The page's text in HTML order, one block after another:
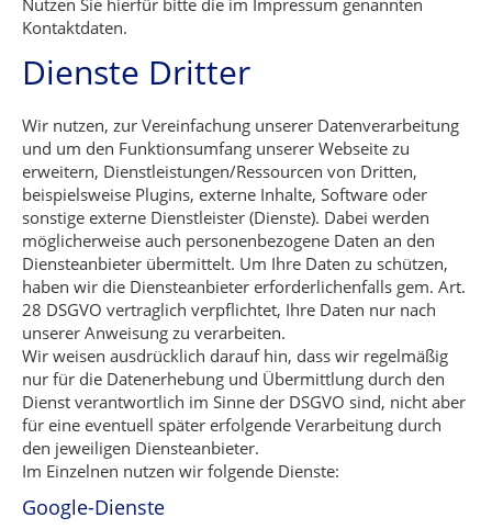
Nutzen Sie hierfür bitte die im Impressum genannten
Kontaktdaten.
Dienste Dritter
Wir nutzen, zur Vereinfachung unserer Datenverarbeitung
und um den Funktionsumfang unserer Webseite zu
erweitern, Dienstleistungen/Ressourcen von Dritten,
beispielsweise Plugins, externe Inhalte, Software oder
sonstige externe Dienstleister (Dienste). Dabei werden
möglicherweise auch personenbezogene Daten an den
Diensteanbieter übermittelt. Um Ihre Daten zu schützen,
haben wir die Diensteanbieter erforderlichenfalls gem. Art.
28 DSGVO vertraglich verpflichtet, Ihre Daten nur nach
unserer Anweisung zu verarbeiten.
Wir weisen ausdrücklich darauf hin, dass wir regelmäßig
nur für die Datenerhebung und Übermittlung durch den
Dienst verantwortlich im Sinne der DSGVO sind, nicht aber
für eine eventuell später erfolgende Verarbeitung durch
den jeweiligen Diensteanbieter.
Im Einzelnen nutzen wir folgende Dienste:
Google-Dienste